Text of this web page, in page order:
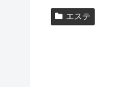
エステ